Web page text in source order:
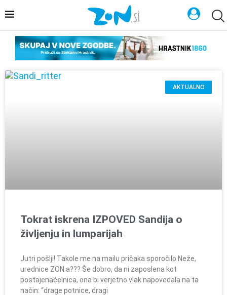
AKTUALNO
Tokrat iskrena IZPOVED Sandija o
življenju in lumparijah
Jutri pošlji! Takole me na mailu pričaka sporočilo Neže,
urednice ZON a??? Še dobro, da ni zaposlena kot
postajenačelnica, ona bi verjetno vlak napovedala na ta
način: “drage potnice, dragi